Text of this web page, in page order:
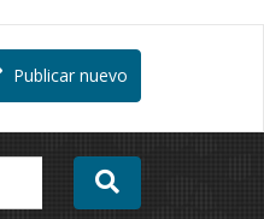
Publicar nuevo